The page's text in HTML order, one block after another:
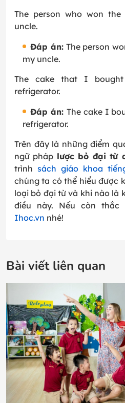
The person who won
uncle.
Đáp án:The person
my uncle.
The cake that I
refrigerator.
Đáp án: The cake I
refrigerator.
Trên đây là những điểm
ngữ pháp lược bỏ đại từ
trìnhsách giáo khoa
chúng ta có thể hiểu được
loại bỏ đại từ và khi nào là
điều này. Nếu còn
Ihoc.vn nhé!
Bài viết liên quan